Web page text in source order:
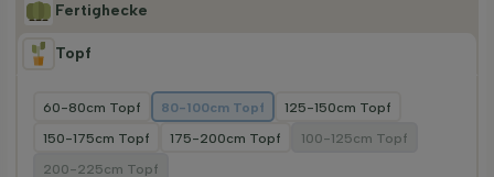
Topf
Fertighecke
60-80cm Topf 80-100cm Topf
125-150cm Topf
150-175cm Topf
175-200cm Topf
100-125cm Topf
200-225cm Topf